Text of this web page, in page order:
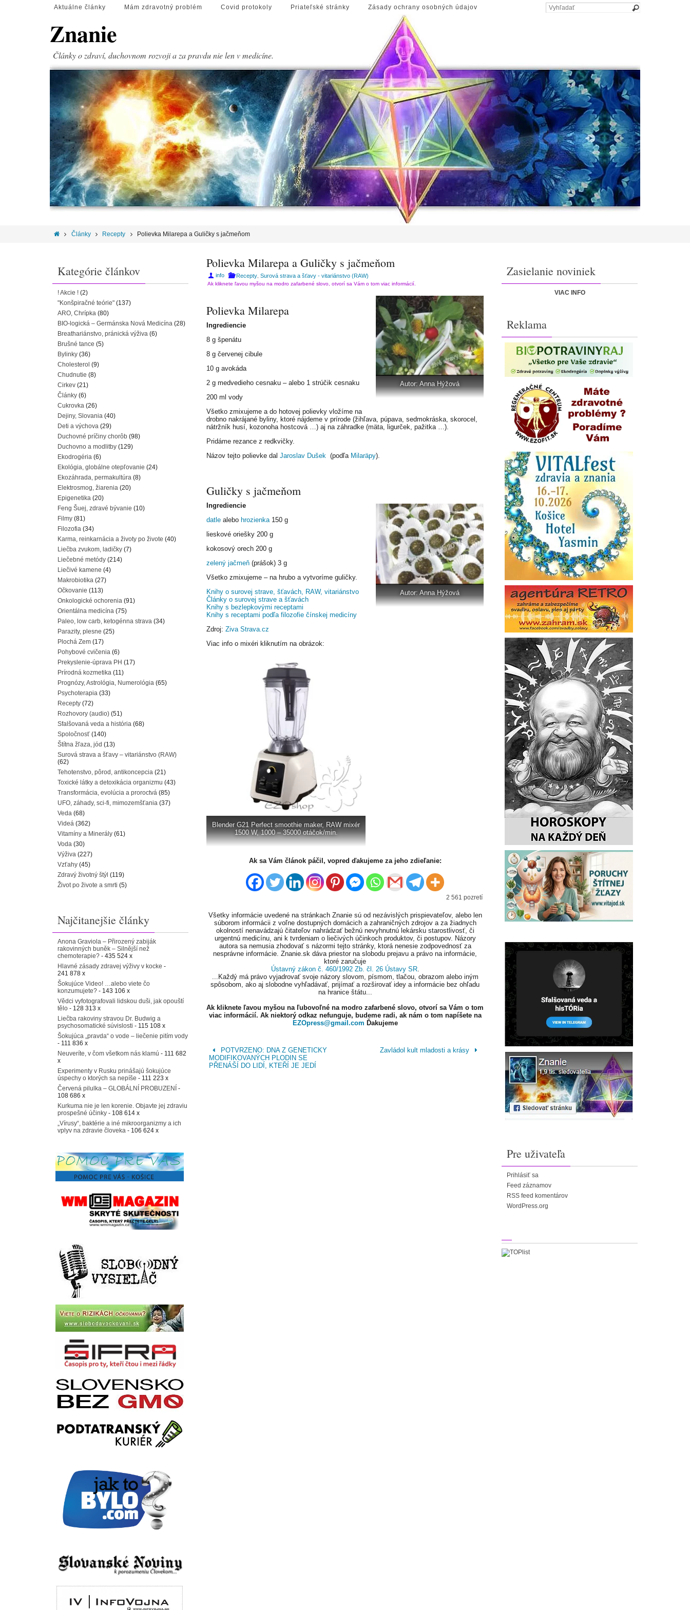
Aktuálne články Mám zdravotný problém Covid protokoly Priateľské stránky Zásady ochrany osobných údajov
Znanie
Články o zdraví, duchovnom rozvoji a za pravdu nie len v medicíne.
Články Recepty Polievka Milarepa a Guličky s jačmeňom
Polievka Milarepa a Guličky s jačmeňom
info Recepty, Surová strava a šťavy - vitariánstvo (RAW)
Ak kliknete ľavou myšou na modro zafarbené slovo, otvorí sa Vám o tom viac informácií.
Autor: Anna Hýžová
Polievka Milarepa
Ingrediencie
8 g špenátu
8 g červenej cibule
10 g avokáda
2 g medvedieho cesnaku – alebo 1 strúčik cesnaku
200 ml vody
Všetko zmixujeme a do hotovej polievky vložíme na
drobno nakrájané byliny, ktoré nájdeme v prírode (žihľava, púpava, sedmokráska, skorocel,
nátržník husí, kozonoha hostcová …) aj na záhradke (mäta, ligurček, pažitka …).
Pridáme rezance z redkvičky.
Názov tejto polievke dal Jaroslav Dušek (podľa Milaräpy).
Guličky s jačmeňom
Autor: Anna Hýžová
Ingrediencie
datle alebo hrozienka150 g
lieskové oriešky 200 g
kokosový orech 200 g
zelený jačmeň (prášok) 3 g
Všetko zmixujeme – na hrubo a vytvoríme guličky.
Knihy o surovej strave, šťavách, RAW, vitariánstvo
Články o surovej strave a šťavách
Knihy s bezlepkovými receptami
Knihy s receptami podľa filozofie čínskej medicíny
Zdroj: Ziva Strava.cz
Viac info o mixéri kliknutím na obrázok:
Blender G21 Perfect smoothie maker, RAW mixér
1500 W, 1000 – 35000 otáčok/min.
Ak sa Vám článok páčil, vopred ďakujeme za jeho zdieľanie:
2 561 pozretí
Všetky informácie uvedené na stránkach Znanie sú od nezávislých prispievateľov, alebo len
súborom informácii z voľne dostupných domácich a zahraničných zdrojov a za žiadnych
okolností nenavádzajú čitateľov nahrádzať bežnú nevyhnutnú lekársku starostlivosť, či
urgentnú medicínu, ani k tvrdeniam o liečivých účinkoch produktov, či postupov. Názory
autora sa nemusia zhodovať s názormi tejto stránky, ktorá nenesie zodpovednosť za
nesprávne informácie. Znanie.sk dáva priestor na slobodu prejavu a právo na informácie,
ktoré zaručuje
Ústavný zákon č. 460/1992 Zb. čl. 26 Ústavy SR.
...Každý má právo vyjadrovať svoje názory slovom, písmom, tlačou, obrazom alebo iným
spôsobom, ako aj slobodne vyhľadávať, prijímať a rozširovať idey a informácie bez ohľadu
na hranice štátu...
Ak kliknete ľavou myšou na ľubovoľné na modro zafarbené slovo, otvorí sa Vám o tom
viac informácií. Ak niektorý odkaz nefunguje, budeme radi, ak nám o tom napíšete na
EZOpress@gmail.com Ďakujeme
POTVRZENO: DNA Z GENETICKY
MODIFIKOVANÝCH PLODIN SE
PŘENÁŠÍ DO LIDÍ, KTEŘÍ JE JEDÍ
Zavládol kult mladosti a krásy
Kategórie článkov
! Akcie ! (2)
"Konšpiračné teórie" (137)
ARO, Chrípka (80)
BIO-logická – Germánska Nová Medicína (28)
Breathariánstvo, pránická výživa (6)
Brušné tance (5)
Bylinky (36)
Cholesterol (9)
Chudnutie (8)
Cirkev (21)
Články (6)
Cukrovka (26)
Dejiny, Slovania (40)
Deti a výchova (29)
Duchovné príčiny chorôb (98)
Duchovno a modlitby (129)
Ekodrogéria (6)
Ekológia, globálne otepľovanie (24)
Ekozáhrada, permakultúra (8)
Elektrosmog, žiarenia (20)
Epigenetika (20)
Feng Šuej, zdravé bývanie (10)
Filmy (81)
Filozofia (34)
Karma, reinkarnácia a životy po živote (40)
Liečba zvukom, ladičky (7)
Liečebné metódy (214)
Liečivé kamene (4)
Makrobiotika (27)
Očkovanie (113)
Onkologické ochorenia (91)
Orientálna medicína (75)
Paleo, low carb, ketogénna strava (34)
Parazity, plesne (25)
Plochá Zem (17)
Pohybové cvičenia (6)
Prekyslenie-úprava PH (17)
Prírodná kozmetika (11)
Prognózy, Astrológia, Numerológia (65)
Psychoterapia (33)
Recepty (72)
Rozhovory (audio) (51)
Sfalšovaná veda a história (68)
Spoločnosť (140)
Štítna žľaza, jód (13)
Surová strava a šťavy – vitariánstvo (RAW)
(62)
Tehotenstvo, pôrod, antikoncepcia (21)
Toxické látky a detoxikácia organizmu (43)
Transformácia, evolúcia a proroctvá (85)
UFO, záhady, sci-fi, mimozemšťania (37)
Veda (68)
Videá (362)
Vitamíny a Minerály (61)
Voda (30)
Výživa (227)
Vzťahy (45)
Zdravý životný štýl (119)
Život po živote a smrti (5)
Najčitanejšie články
Anona Graviola – Přirozený zabiják
rakovinných buněk – Silnější než
chemoterapie? - 435 524 x
Hlavné zásady zdravej výživy v kocke -
241 878 x
Šokujúce Video! …alebo viete čo
konzumujete? - 143 106 x
Vědci vyfotografovali lidskou duši, jak opouští
tělo - 128 313 x
Liečba rakoviny stravou Dr. Budwig a
psychosomatické súvislosti - 115 108 x
Šokujúca „pravda“ o vode – liečenie pitím vody
- 111 836 x
Neuveríte, v čom všetkom nás klamú - 111 682
x
Experimenty v Rusku prinášajú šokujúce
úspechy o ktorých sa nepíše - 111 223 x
Červená pilulka – GLOBÁLNÍ PROBUZENÍ -
108 686 x
Kurkuma nie je len korenie. Objavte jej zdraviu
prospešné účinky - 108 614 x
„Vírusy“, baktérie a iné mikroorganizmy a ich
vplyv na zdravie človeka - 106 624 x
Zasielanie noviniek
VIAC INFO
Reklama
Pre uživateľa
Prihlásiť sa
Feed záznamov
RSS feed komentárov
WordPress.org